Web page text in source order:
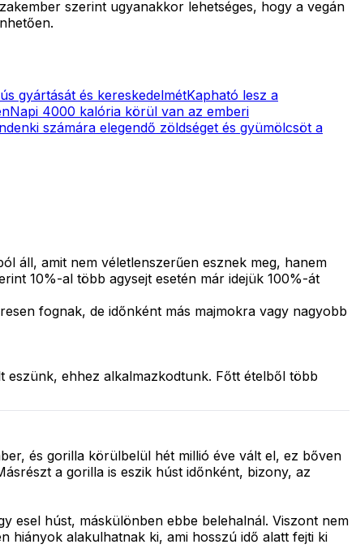
szerint ugyanakkor lehetséges, hogy a vegán
gyártását és kereskedelmétKapható lesz a
Napi 4000 kalória körül van az emberi
számára elegendő zöldséget és gyümölcsöt a
áll, amit nem véletlenszerűen esznek meg, hanem
10%-al több agysejt esetén már idejük 100%-át
fognak, de időnként más majmokra vagy nagyobb
eszünk, ehhez alkalmazkodtunk. Főtt ételből több
és gorilla körülbelül hét millió éve vált el, ez bőven
a gorilla is eszik húst időnként, bizony, az
esel húst, máskülönben ebbe belehalnál. Viszont nem
hiányok alakulhatnak ki, ami hosszú idő alatt fejti ki